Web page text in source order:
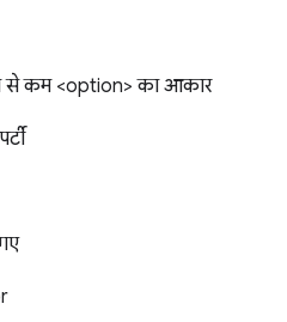
से कम <option> का आकार